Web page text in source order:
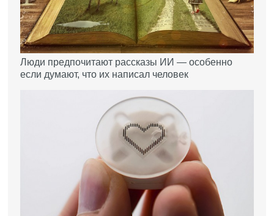
Люди предпочитают рассказы ИИ — особенно
если думают, что их написал человек